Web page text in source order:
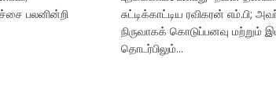
பலனின்றி
சுட்டிக்காட்டிய ரவிகரன் எம்.பி;
நிருவாகக் கொடுப்பனவு மற்றும்
தொடர்பிலும்...